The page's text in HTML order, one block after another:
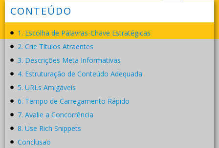
CONTEÚDO
1. Escolha de Palavras-Chave Estratégicas
2. Crie Títulos Atraentes
3. Descrições Meta Informativas
4. Estruturação de Conteúdo Adequada
5. URLs Amigáveis
6. Tempo de Carregamento Rápido
7. Avalie a Concorrência
8. Use Rich Snippets
Conclusão